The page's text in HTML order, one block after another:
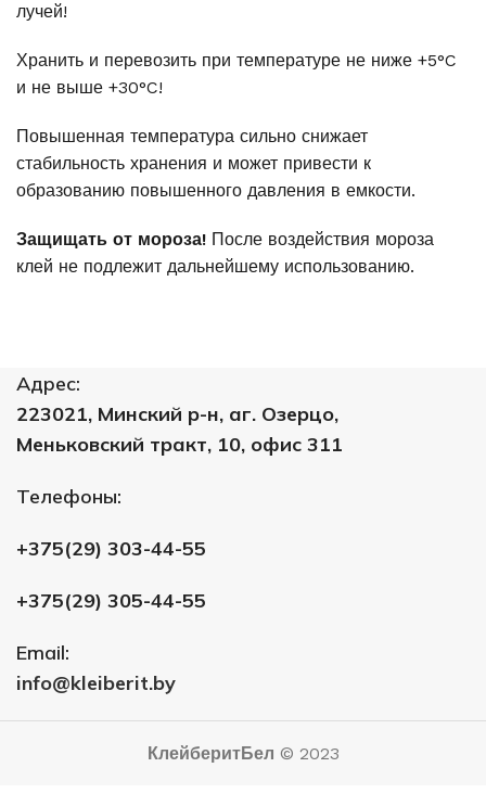
лучей!
Хранить и перевозить при температуре не ниже +5°C
и не выше +30°C!
Повышенная температура сильно снижает
стабильность хранения и может привести к
образованию повышенного давления в емкости.
Защищать от мороза! После воздействия мороза
клей не подлежит дальнейшему использованию.
Адрес:
223021, Минский р-н, аг. Озерцо,
Меньковский тракт, 10, офис 311
Телефоны:
+375(29) 303-44-55
+375(29) 305-44-55
Email:
info@kleiberit.by
КлейберитБел © 2023